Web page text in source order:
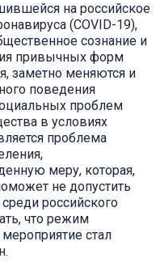
на российское
(COVID-19),
сознание и
привычных форм
заметно меняются и
поведения
проблем
в условиях
проблема
меру, которая,
не допустить
российского
что режим
стал